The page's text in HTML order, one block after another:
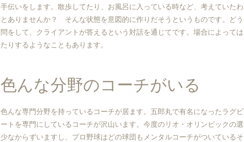
手伝いをします。散歩してたり、お風呂に入っている時など、考えていた
とありませんか？ そんな状態を意図的に作りだそうというものです。ど
問をして、クライアントが答えるという対話を通じてです。場合によって
たりするようなこともあります。
色んな分野のコーチがいる
色んな専門分野を持っているコーチが居ます。五郎丸で有名になったラグ
ートを専門にしているコーチが沢山います。今度のリオ・オリンピックの
少なからずいますし、プロ野球はどの球団もメンタルコーチがついている